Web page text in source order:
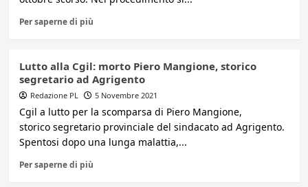
Per saperne di più
Lutto alla Cgil: morto Piero Mangione, storico
segretario ad Agrigento
Redazione PL 5 Novembre 2021
Cgil a lutto per la scomparsa di Piero Mangione,
storico segretario provinciale del sindacato ad Agrigento.
Spentosi dopo una lunga malattia,...
Per saperne di più